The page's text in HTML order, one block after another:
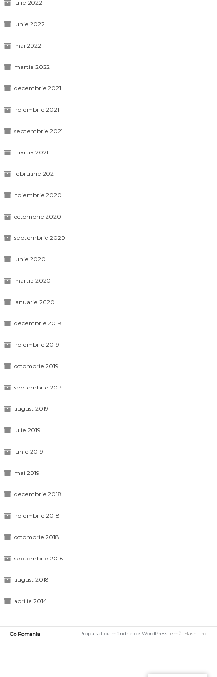
iulie 2022
iunie 2022
mai 2022
martie 2022
decembrie 2021
noiembrie 2021
septembrie 2021
martie 2021
februarie 2021
noiembrie 2020
octombrie 2020
septembrie 2020
iunie 2020
martie 2020
ianuarie 2020
decembrie 2019
noiembrie 2019
octombrie 2019
septembrie 2019
august 2019
iulie 2019
iunie 2019
mai 2019
decembrie 2018
noiembrie 2018
octombrie 2018
septembrie 2018
august 2018
aprilie 2014
Go Romania Propulsat cu mândrie de WordPressTemă: Flash Pro.